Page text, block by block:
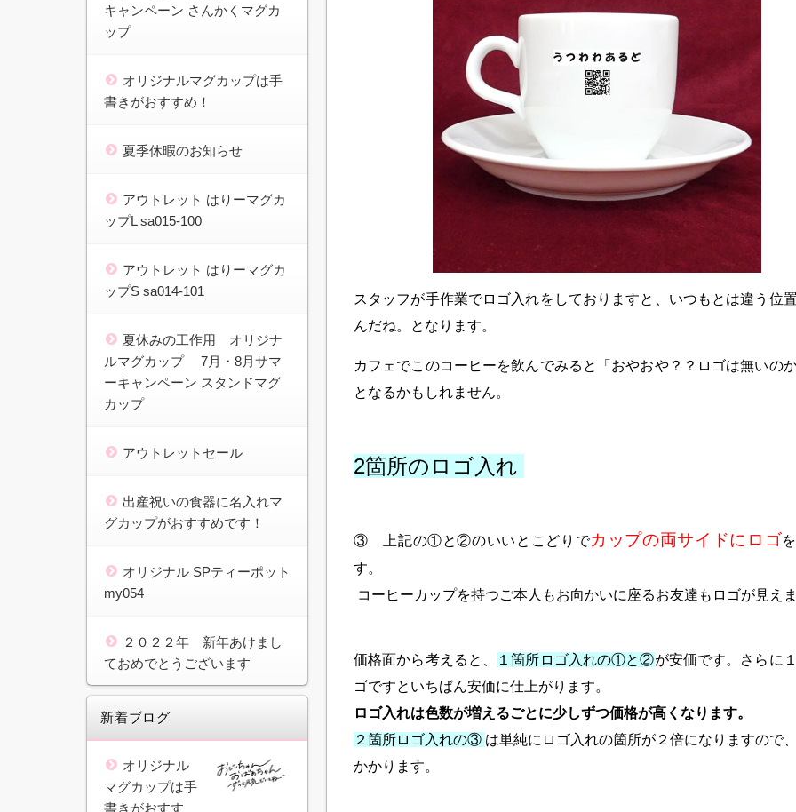
スタッフが手作業でロゴ入れをしておりますと、いつもとは違う位
んだね。となります。
カフェでこのコーヒーを飲んでみると「おやおや？？ロゴは無いの
となるかもしれません。
2箇所のロゴ入れ
③ 上記の①と②のいいとこどりでカップの両サイドにロゴ
す。
コーヒーカップを持つご本人もお向かいに座るお友達もロゴが見え
価格面から考えると、 １箇所ロゴ入れの①と②が安価です。さらに
ゴですといちばん安価に仕上がります。
ロゴ入れは色数が増えるごとに少しずつ価格が高くなります。
２箇所ロゴ入れの③ は単純にロゴ入れの箇所が２倍になりますので
かかります。
キャンペーン さんかくマグカ
ップ
オリジナルマグカップは手
書きがおすすめ！
夏季休暇のお知らせ
アウトレット はりーマグカ
ップL sa015-100
アウトレット はりーマグカ
ップS sa014-101
夏休みの工作用 オリジナ
ルマグカップ 7月・8月サマ
ーキャンペーン スタンドマグ
カップ
アウトレットセール
出産祝いの食器に名入れマ
グカップがおすすめです！
オリジナル SPティーポット
my054
２０２２年 新年あけまし
ておめでとうございます
新着ブログ
オリジナル
マグカップは手
書きがおすす